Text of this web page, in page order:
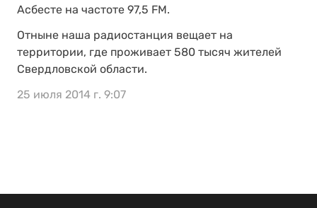
Асбесте на частоте 97,5 FM.
Отныне наша радиостанция вещает на
территории, где проживает 580 тысяч жителей
Свердловской области.
25 июля 2014 г. 9:07